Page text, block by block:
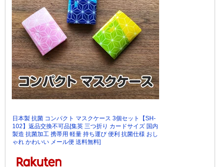
日本製 抗菌 コンパクト マスクケース 3個セット【SH-
102】返品交換不可品[集英 三つ折り カードサイズ 国内
製造 抗菌加工 携帯用 軽量 持ち運び 便利 抗菌仕様 おし
ゃれ かわいい メール便 送料無料]